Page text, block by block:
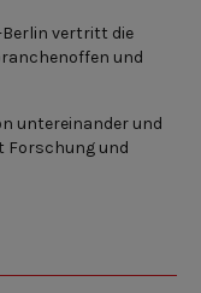
vertritt die
und
untereinander und
Forschung und